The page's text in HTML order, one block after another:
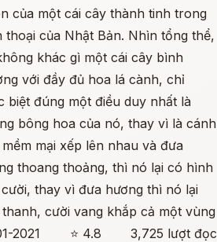
của một cái cây thành tinh trong
thoại của Nhật Bản. Nhìn tổng thể,
khác gì một cái cây bình
với đầy đủ hoa lá cành, chỉ
biệt đúng một điều duy nhất là
bông hoa của nó, thay vì là cánh
mại xếp lên nhau và đưa
thoang thoảng, thì nó lại có hình
thay vì đưa hương thì nó lại
cười vang khắp cả một vùng
2021
⭐ 4.8
3,725 lượt đọc